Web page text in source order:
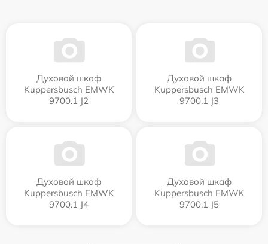
Духовой шкаф
Kuppersbusch EMWK
9700.1 J2
Духовой шкаф
Kuppersbusch EMWK
9700.1 J3
Духовой шкаф
Kuppersbusch EMWK
9700.1 J4
Духовой шкаф
Kuppersbusch EMWK
9700.1 J5